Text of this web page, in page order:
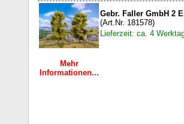
Mehr
Informationen...
Gebr. Faller GmbH 2
(Art.Nr. 181578)
Lieferzeit: ca. 4